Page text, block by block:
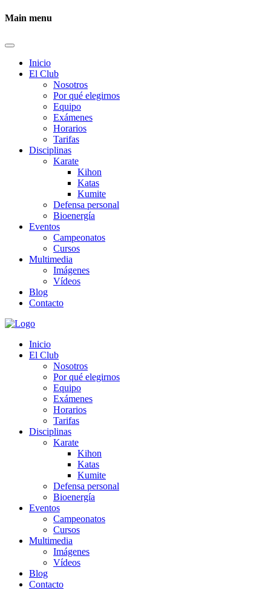
Main menu
Inicio
El Club
Nosotros
Por qué elegirnos
Equipo
Exámenes
Horarios
Tarifas
Disciplinas
Karate
Kihon
Katas
Kumite
Defensa personal
Bioenergía
Eventos
Campeonatos
Cursos
Multimedia
Imágenes
Vídeos
Blog
Contacto
Inicio
El Club
Nosotros
Por qué elegirnos
Equipo
Exámenes
Horarios
Tarifas
Disciplinas
Karate
Kihon
Katas
Kumite
Defensa personal
Bioenergía
Eventos
Campeonatos
Cursos
Multimedia
Imágenes
Vídeos
Blog
Contacto